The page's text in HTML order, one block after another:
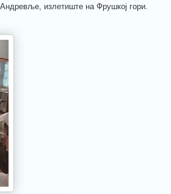
излетиште на Фрушкој гори.